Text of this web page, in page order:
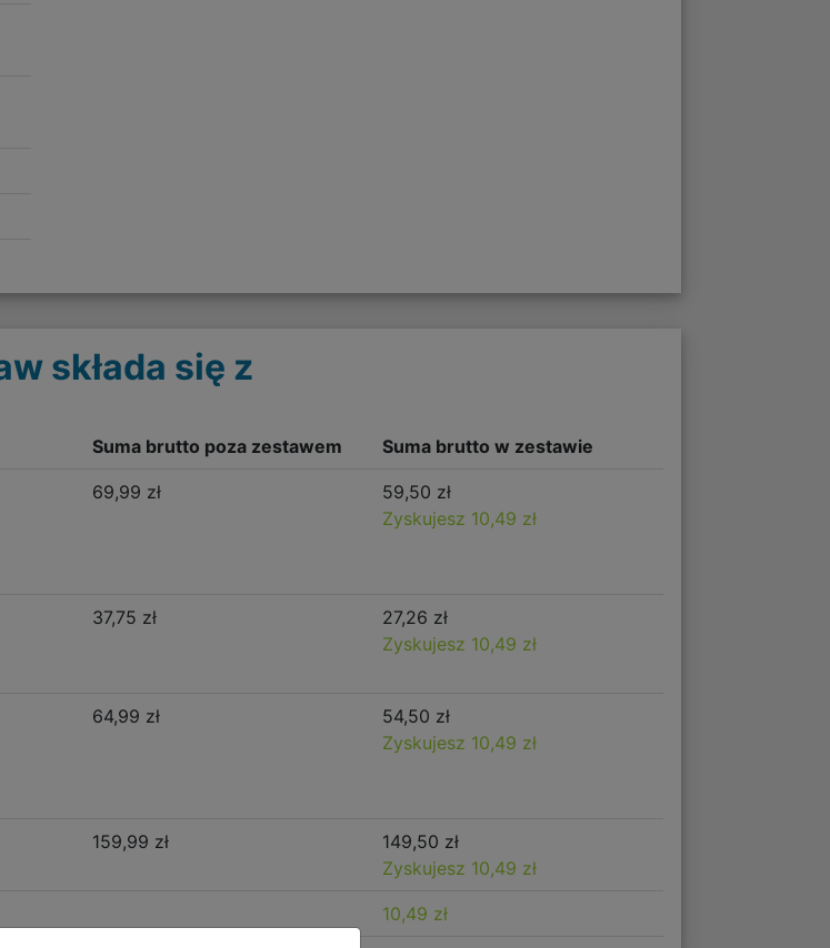
składa się z
Suma brutto poza zestawem Suma brutto w zestawie
69,99 zł
59,50 zł
Zyskujesz 10,49 zł
37,75 zł
27,26 zł
Zyskujesz 10,49 zł
64,99 zł
54,50 zł
Zyskujesz 10,49 zł
159,99 zł
149,50 zł
Zyskujesz 10,49 zł
10,49 zł